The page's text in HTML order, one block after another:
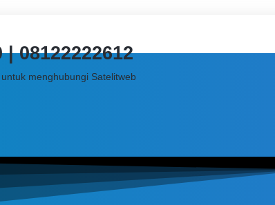
| 08122222612
menghubungi Satelitweb